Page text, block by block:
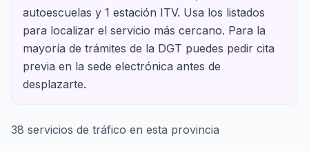
autoescuelas y 1 estación ITV. Usa los listados
para localizar el servicio más cercano. Para la
mayoría de trámites de la DGT puedes pedir cita
previa en la sede electrónica antes de
desplazarte.
38 servicios de tráfico en esta provincia